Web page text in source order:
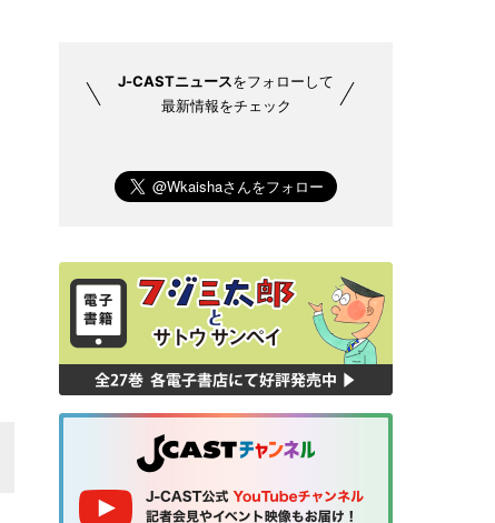
J-CASTニュースをフォローして
最新情報をチェック